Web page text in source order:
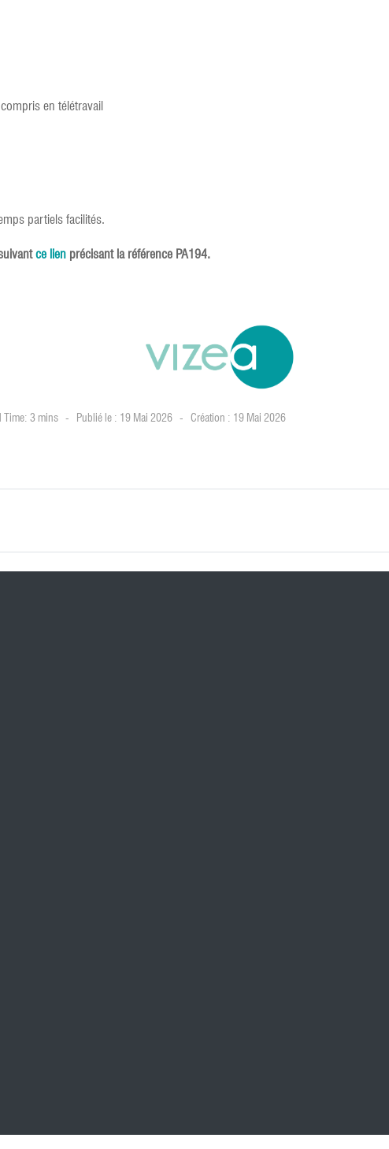
en télétravail
partiels facilités.
ce lien précisant la référence PA194.
Time: 3 mins Publié le : 19 Mai 2026 Création : 19 Mai 2026